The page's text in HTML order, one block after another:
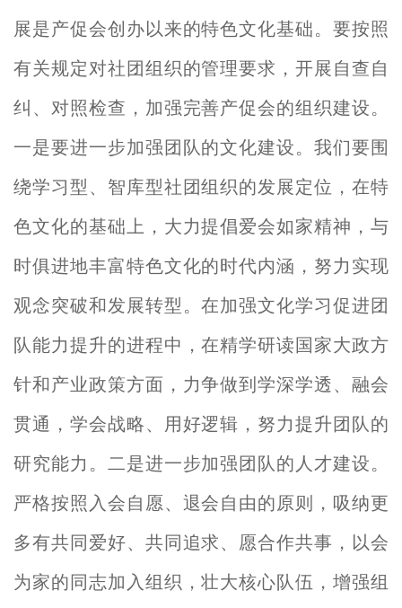
展是产促会创办以来的特色文化基础。要按照
有关规定对社团组织的管理要求，开展自查自
纠、对照检查，加强完善产促会的组织建设。
一是要进一步加强团队的文化建设。我们要围
绕学习型、智库型社团组织的发展定位，在特
色文化的基础上，大力提倡爱会如家精神，与
时俱进地丰富特色文化的时代内涵，努力实现
观念突破和发展转型。在加强文化学习促进团
队能力提升的进程中，在精学研读国家大政方
针和产业政策方面，力争做到学深学透、融会
贯通，学会战略、用好逻辑，努力提升团队的
研究能力。二是进一步加强团队的人才建设。
严格按照入会自愿、退会自由的原则，吸纳更
多有共同爱好、共同追求、愿合作共事，以会
为家的同志加入组织，壮大核心队伍，增强组